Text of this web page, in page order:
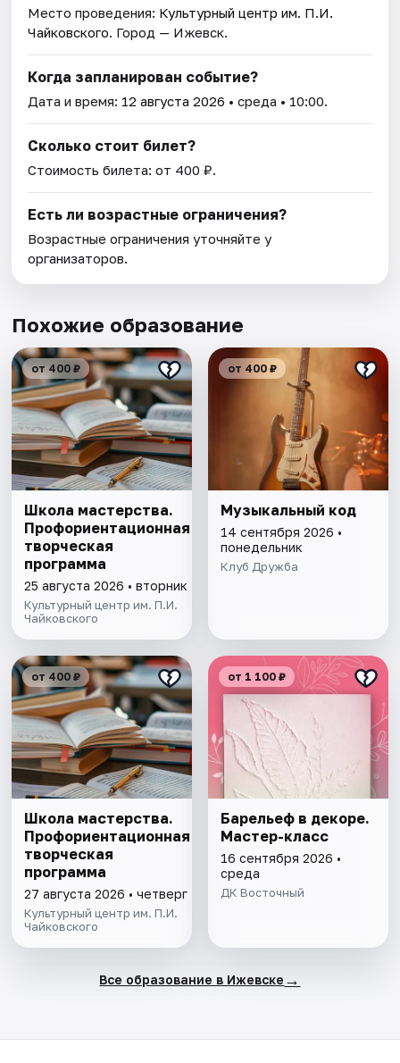
Место проведения: Культурный центр им. П.И.
Чайковского. Город — Ижевск.
Когда запланирован событие?
Дата и время: 12 августа 2026 • среда • 10:00.
Сколько стоит билет?
Стоимость билета: от 400 ₽.
Есть ли возрастные ограничения?
Возрастные ограничения уточняйте у
организаторов.
Похожие образование
от 400 ₽
Школа мастерства.
Профориентационная
творческая
программа
25 августа 2026 • вторник
Культурный центр им. П.И.
Чайковского
от 400 ₽
Музыкальный код
14 сентября 2026 •
понедельник
Клуб Дружба
от 400 ₽
Школа мастерства.
Профориентационная
творческая
программа
27 августа 2026 • четверг
Культурный центр им. П.И.
Чайковского
от 1 100 ₽
Барельеф в декоре.
Мастер-класс
16 сентября 2026 •
среда
ДК Восточный
Все образование в Ижевске →